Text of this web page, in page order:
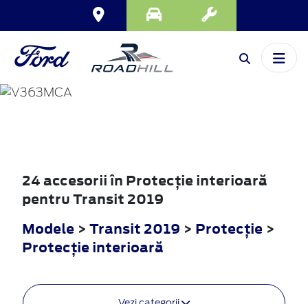
TRANSIT
24 accesorii în Protecţie interioară
pentru Transit 2019
Modele > Transit 2019 > Protecţie >
Protecţie interioară